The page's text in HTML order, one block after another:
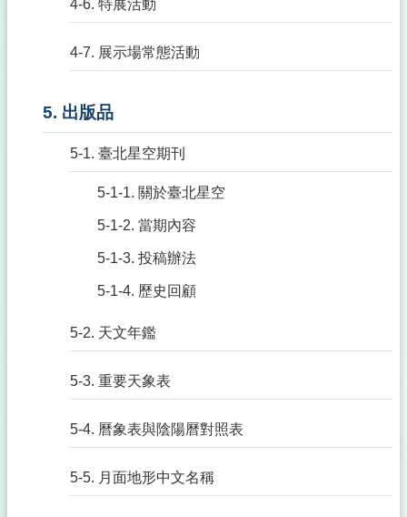
4-6. 特展活動
4-7. 展示場常態活動
5. 出版品
5-1. 臺北星空期刊
5-1-1. 關於臺北星空
5-1-2. 當期內容
5-1-3. 投稿辦法
5-1-4. 歷史回顧
5-2. 天文年鑑
5-3. 重要天象表
5-4. 曆象表與陰陽曆對照表
5-5. 月面地形中文名稱